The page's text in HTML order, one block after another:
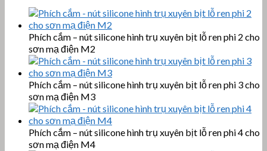
Phích cắm – nút silicone hình trụ xuyên bịt lỗ ren phi 2 cho
sơn mạ điện M2
Phích cắm – nút silicone hình trụ xuyên bịt lỗ ren phi 3 cho
sơn mạ điện M3
Phích cắm – nút silicone hình trụ xuyên bịt lỗ ren phi 4 cho
sơn mạ điện M4